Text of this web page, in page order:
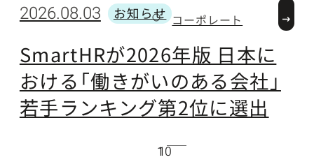
2026.08.03
カテゴリー
お知らせ コーポレート
SmartHRが2026年版 日本に
おける「働きがいのある会社」
若手ランキング第2位に選出
1
10